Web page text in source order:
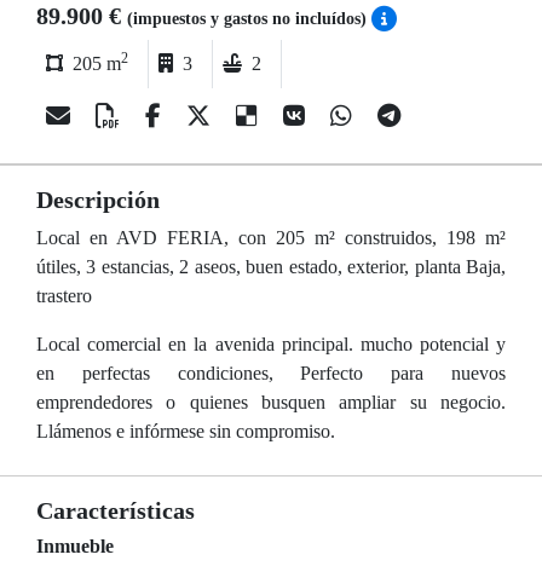
89.900 € (impuestos y gastos no incluídos)
205 m2 3 2
Descripción
Local en AVD FERIA, con 205 m² construidos, 198 m²
útiles, 3 estancias, 2 aseos, buen estado, exterior, planta Baja,
trastero
Local comercial en la avenida principal. mucho potencial y
en perfectas condiciones, Perfecto para nuevos
emprendedores o quienes busquen ampliar su negocio.
Llámenos e infórmese sin compromiso.
Características
Inmueble